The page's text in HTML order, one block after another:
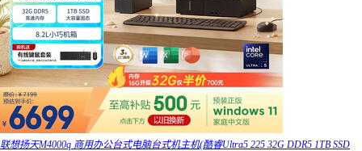
联想扬天M4000q 商用办公台式电脑台式机主机(酷睿Ultra5 225 32G DDR5 1TB SSD